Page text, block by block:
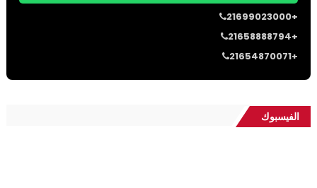
21699023000+
21658888794+
21654870071+
الفيسبوك